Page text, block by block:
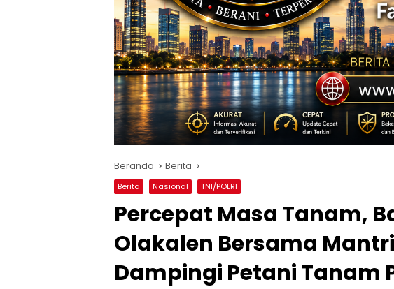
Beranda Berita
Berita Nasional TNI/POLRI
Percepat Masa Tanam,
Olakalen Bersama Mantri
Dampingi Petani Tanam